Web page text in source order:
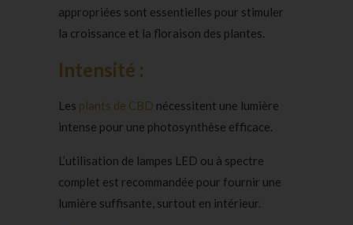
appropriées sont essentielles pour stimuler
la croissance et la floraison des plantes.
Intensité :
Les plants de CBD nécessitent une lumière
intense pour une photosynthèse efficace.
L’utilisation de lampes LED ou à spectre
complet est recommandée pour fournir une
lumière suffisante, surtout en intérieur.